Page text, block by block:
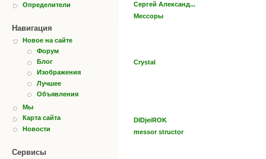
Определители
Навигация
Новое на сайте
Форум
Блог
Изображения
Лучшее
Объявления
Мы
Карта сайта
Новости
Сервисы
Сергей Александ...
Мессоры
Crystal
DIDjeiROK
messor structor